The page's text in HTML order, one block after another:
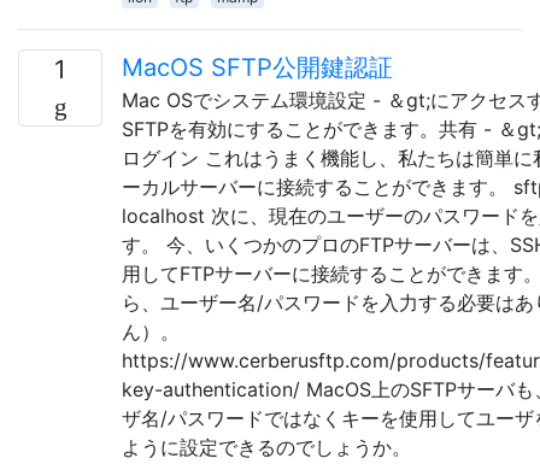
1 MacOS SFTP公開鍵認証
Mac OSでシステム環境設定 - ＆gt;にアクセス
SFTPを有効にすることができます。共有 - ＆
ログイン これはうまく機能し、私たちは簡単に
ーカルサーバーに接続することができます。
localhost 次に、現在のユーザーのパスワード
す。 今、いくつかのプロのFTPサーバーは、
用してFTPサーバーに接続することができます
ら、ユーザー名/パスワードを入力する必要はあ
ん）。
https://www.cerberusftp.com/products/
key-authentication/ MacOS上のSFTPサーバも
ザ名/パスワードではなくキーを使用してユーザ
ように設定できるのでしょうか。